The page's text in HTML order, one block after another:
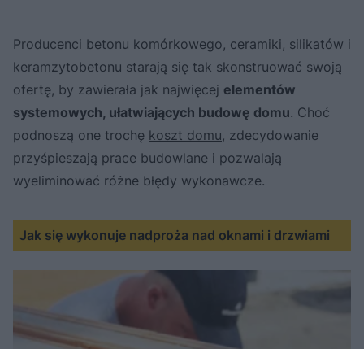
Producenci betonu komórkowego, ceramiki, silikatów i
keramzytobetonu starają się tak skonstruować swoją
ofertę, by zawierała jak najwięcej elementów
systemowych, ułatwiających budowę domu. Choć
podnoszą one trochę koszt domu, zdecydowanie
przyśpieszają prace budowlane i pozwalają
wyeliminować różne błędy wykonawcze.
Jak się wykonuje nadproża nad oknami i drzwiami